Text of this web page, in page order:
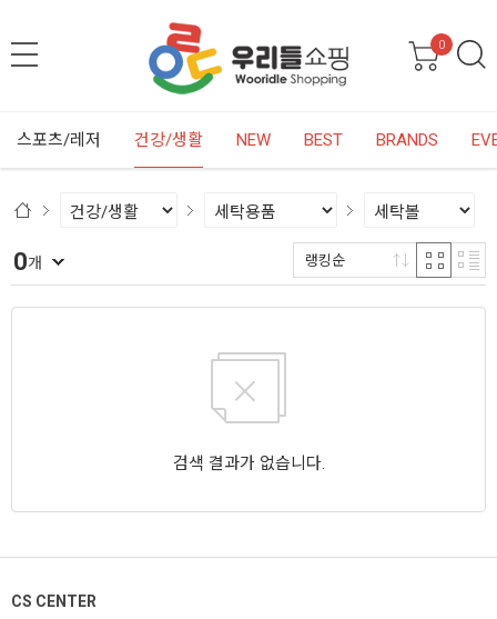
0
스포츠/레저 건강/생활 NEW BEST BRANDS
0개 랭킹순
검색 결과가 없습니다.
CS CENTER